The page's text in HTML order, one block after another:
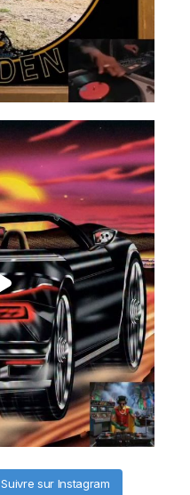
Suivre sur Instagram